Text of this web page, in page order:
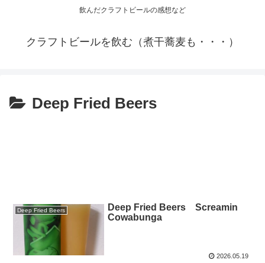
飲んだクラフトビールの感想など
クラフトビールを飲む（煮干蕎麦も・・・）
Deep Fried Beers
Deep Fried Beers
Deep Fried Beers Screamin
Cowabunga
2026.05.19